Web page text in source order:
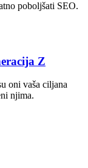
poboljšati SEO.
Z
oni vaša ciljana
njima.